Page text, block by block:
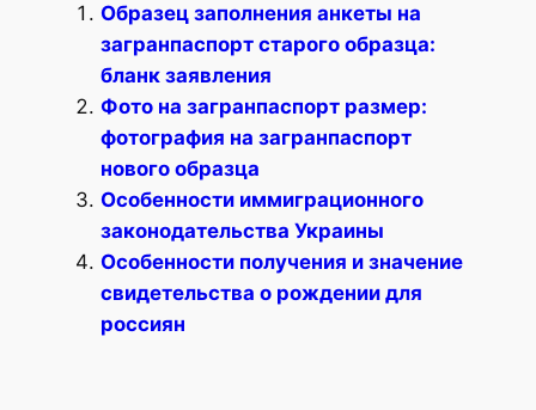
Образец заполнения анкеты на
загранпаспорт старого образца:
бланк заявления
Фото на загранпаспорт размер:
фотография на загранпаспорт
нового образца
Особенности иммиграционного
законодательства Украины
Особенности получения и значение
свидетельства о рождении для
россиян